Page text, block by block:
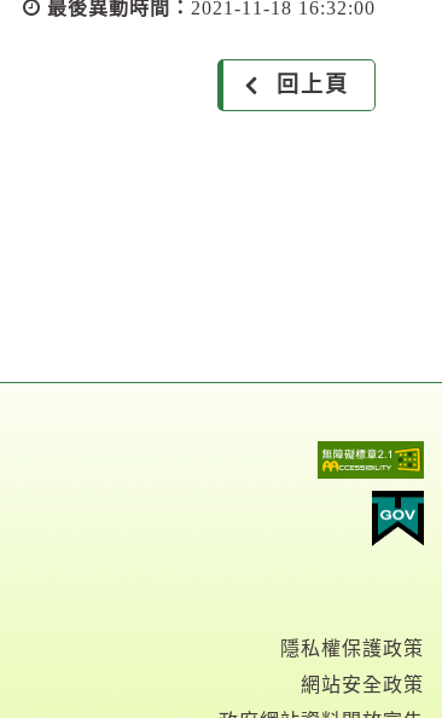
最後異動時間： 2021-11-18 16:32:00
回上頁
隱私權保護政策
網站安全政策